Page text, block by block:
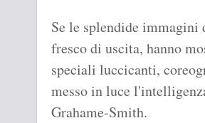
Se le splendide
fresco di uscita, hanno
speciali luccicanti,
messo in luce
Grahame-Smith.